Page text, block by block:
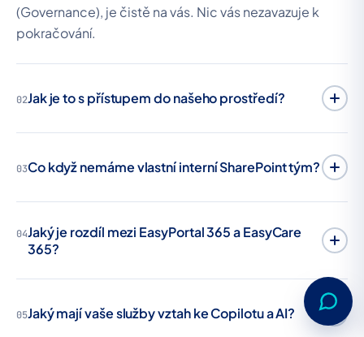
(Governance), je čistě na vás. Nic vás nezavazuje k
pokračování.
02Jak je to s přístupem do našeho prostředí?
03Co když nemáme vlastní interní SharePoint tým?
04Jaký je rozdíl mezi EasyPortal 365 a EasyCare
365?
05Jaký mají vaše služby vztah ke Copilotu a AI?